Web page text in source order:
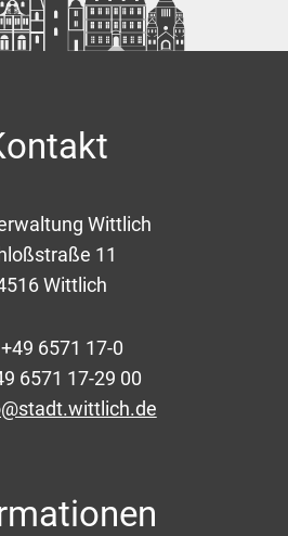
Wittlich
11
Wittlich
+49 6571 17-0
6571 17-29 00